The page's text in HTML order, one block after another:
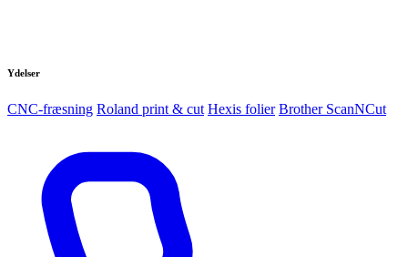
Ydelser
CNC-fræsning Roland print & cut Hexis folier Brother ScanNCut